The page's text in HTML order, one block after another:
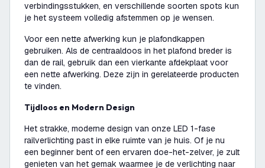
verbindingsstukken, en verschillende soorten spots kun
je het systeem volledig afstemmen op je wensen.
Voor een nette afwerking kun je plafondkappen
gebruiken. Als de centraaldoos in het plafond breder is
dan de rail, gebruik dan een vierkante afdekplaat voor
een nette afwerking. Deze zijn in gerelateerde producten
te vinden.
Tijdloos en Modern Design
Het strakke, moderne design van onze LED 1-fase
railverlichting past in elke ruimte van je huis. Of je nu
een beginner bent of een ervaren doe-het-zelver, je zult
genieten van het gemak waarmee je de verlichting naar